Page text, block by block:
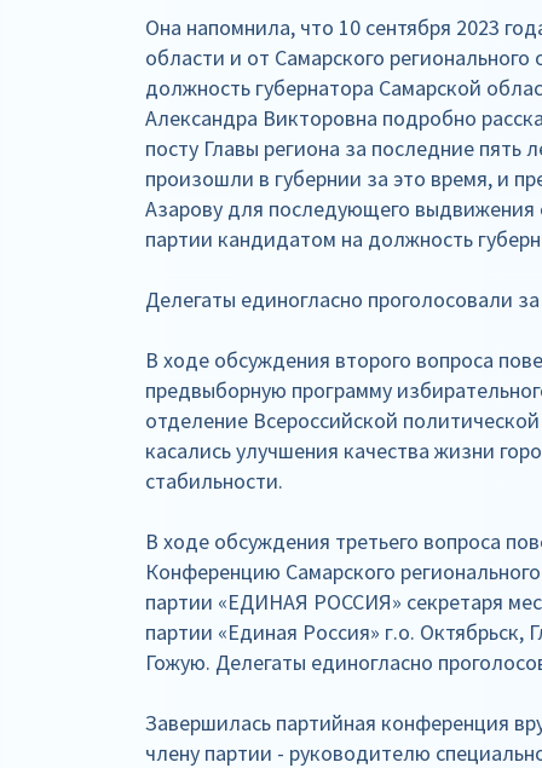
Она напомнила, что 10 сентября 2023
области и от Самарского
должность губернатора Самарской
Александра Викторовна подробно
посту Главы региона за последние
произошли в губернии за это время, и
Азарову для последующего выдвижения
партии кандидатом на должность
Делегаты единогласно проголосовали
В ходе обсуждения второго вопроса
предвыборную программу
отделение Всероссийской
касались улучшения качества жизни
стабильности.
В ходе обсуждения третьего вопроса
Конференцию Самарского
партии «ЕДИНАЯ РОССИЯ» секретаря
партии «Единая Россия» г.о. Октябрьск,
Гожую. Делегаты единогласно
Завершилась партийная конференция
члену партии - руководителю